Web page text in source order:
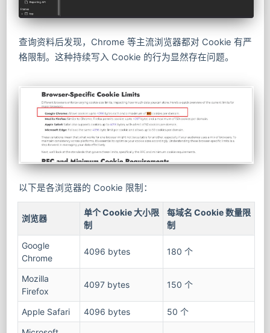
查询资料后发现，Chrome 等主流浏览器都对 Cookie 有严
格限制。这种持续写入 Cookie 的行为显然存在问题。
以下是各浏览器的 Cookie 限制：
浏览器
单个 Cookie 大小限
制
每域名 Cookie 数量限
制
Google
Chrome
4096 bytes 180 个
Mozilla
Firefox
4097 bytes 150 个
Apple Safari 4096 bytes
50 个